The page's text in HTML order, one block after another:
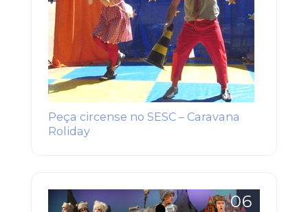
Peça circense no SESC – Caravana
Roliday
06